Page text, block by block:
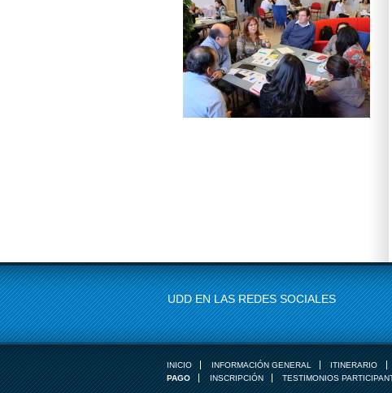
UDD EN LAS REDES SOCIALES
INICIO INFORMACIÓN GENERAL ITINERARIO
PAGO
INSCRIPCIÓN TESTIMONIOS